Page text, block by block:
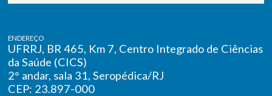
ENDEREÇO
UFRRJ, BR 465, Km 7, Centro Integrado de Ciências
da Saúde (CICS)
2° andar, sala 31, Seropédica/RJ
CEP: 23.897-000